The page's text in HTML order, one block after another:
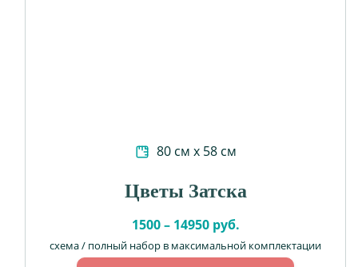
80 см х 58 см
Цветы Затска
1500 – 14950 руб.
схема / полный набор в максимальной комплектации